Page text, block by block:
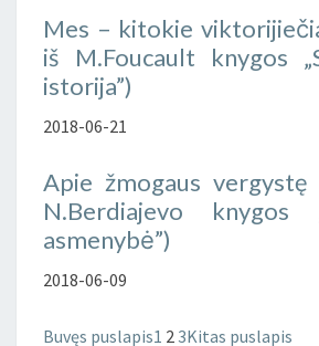
Mes – kitokie
iš M.Foucault knygos
istorija”)
2018-06-21
Apie žmogaus
N.Berdiajevo knygos
asmenybė”)
2018-06-09
Buvęs puslapis1 23Kitas puslapis